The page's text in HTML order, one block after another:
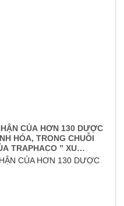
CỦA HƠN 130 DƯỢC
HÓA, TRONG CHUỖI
TRAPHACO ” XU
PHẨM NĂM 2017″
VĂN DŨNG CHIA SẺ.
VÀO SÁNG NGÀY
CỦA HƠN 130 DƯỢC